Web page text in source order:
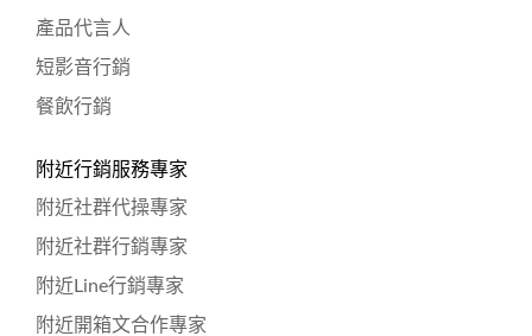
產品代言人
短影音行銷
餐飲行銷
附近行銷服務專家
附近社群代操專家
附近社群行銷專家
附近Line行銷專家
附近開箱文合作專家